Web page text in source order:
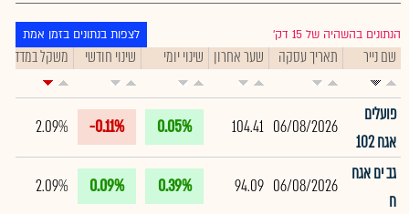
הנתונים בהשהיה של 15 דק׳ לצפות בנתונים בזמן אמת
שם נייר תאריך עסקה שער אחרון שינוי יומי שינוי חודשי משקל במדד
פועלים
אגח 102
06/08/2026
104.41
0.05%
-0.11%
2.09%
גב ים אגח
ח
06/08/2026
94.09
0.39%
0.09%
2.09%